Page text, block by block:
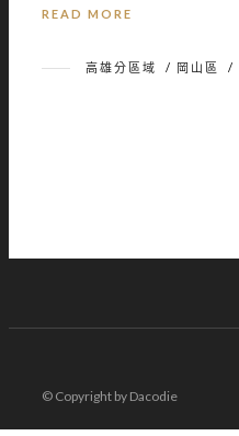
READ MORE
高雄分區域 / 岡山區 /
© Copyright by Dacodie